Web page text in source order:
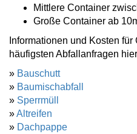
Mittlere Container
Große Container ab
Informationen und Kosten
häufigsten Abfallanfragen
» Bauschutt
» Baumischabfall
» Sperrmüll
»Altreifen
» Dachpappe